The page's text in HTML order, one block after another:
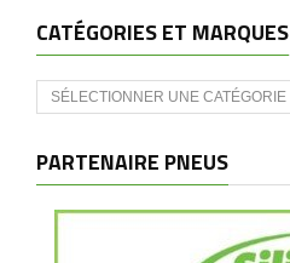
CATÉGORIES ET MARQUES
Catégories
et
PARTENAIRE PNEUS